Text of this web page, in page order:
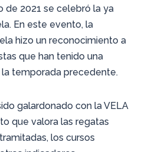
de 2021 se celebró la ya
En este evento, la
hizo un reconocimiento a
que han tenido una
temporada precedente.
galardonado con la VELA
que valora las regatas
los cursos